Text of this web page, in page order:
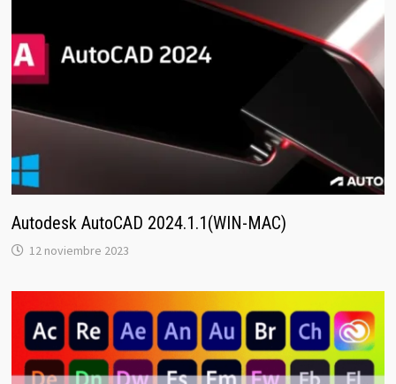
Autodesk AutoCAD 2024.1.1(WIN-MAC)
12 noviembre 2023